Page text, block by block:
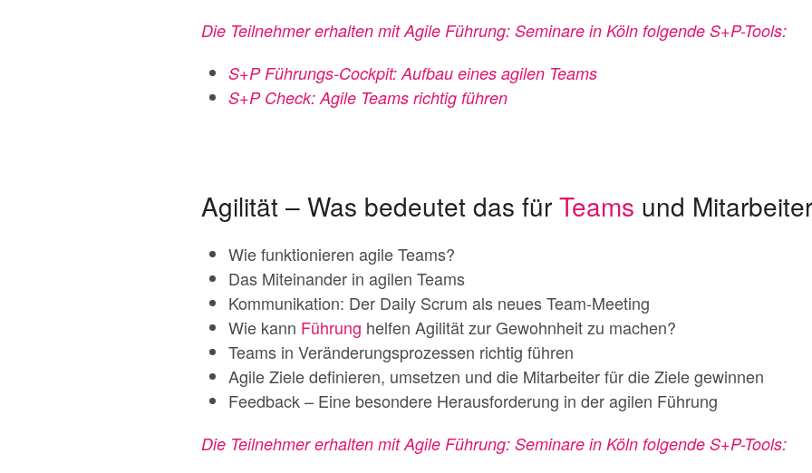
Die Teilnehmer erhalten mit Agile Führung: Seminare in Köln folgende S+P-Tools:
S+P Führungs-Cockpit: Aufbau eines agilen Teams
S+P Check: Agile Teams richtig führen
Agilität – Was bedeutet das für Teams und
Wie funktionieren agile Teams?
Das Miteinander in agilen Teams
Kommunikation: Der Daily Scrum als neues Team-Meeting
Wie kann Führung helfen Agilität zur Gewohnheit zu machen?
Teams in Veränderungsprozessen richtig führen
Agile Ziele definieren, umsetzen und die Mitarbeiter für die Ziele gewinnen
Feedback – Eine besondere Herausforderung in der agilen Führung
Die Teilnehmer erhalten mit Agile Führung: Seminare in Köln folgende S+P-Tools: